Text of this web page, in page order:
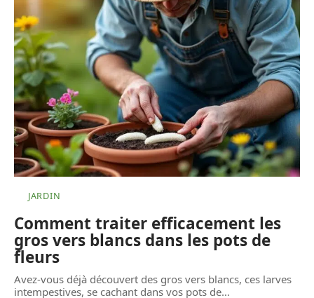
JARDIN
Comment traiter efficacement les
gros vers blancs dans les pots de
fleurs
Avez-vous déjà découvert des gros vers blancs, ces larves
intempestives, se cachant dans vos pots de…